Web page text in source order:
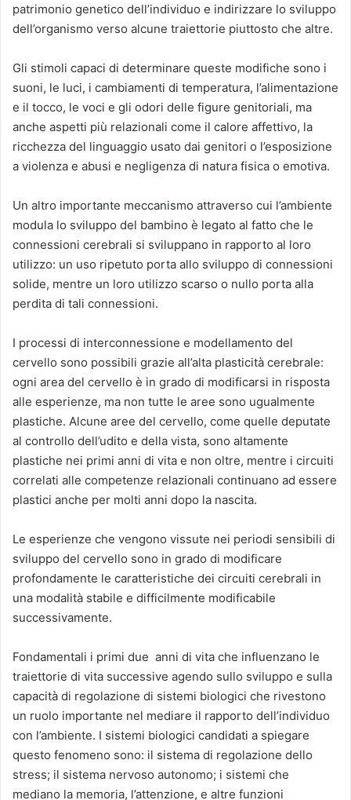
patrimonio genetico dell’individuo e indirizzare lo sviluppo
dell’organismo verso alcune traiettorie piuttosto che altre.
Gli stimoli capaci di determinare queste modifiche sono i
suoni, le luci, i cambiamenti di temperatura, l’alimentazione
e il tocco, le voci e gli odori delle figure genitoriali, ma
anche aspetti più relazionali come il calore affettivo, la
ricchezza del linguaggio usato dai genitori o l’esposizione
a violenza e abusi e negligenza di natura fisica o emotiva.
Un altro importante meccanismo attraverso cui l’ambiente
modula lo sviluppo del bambino è legato al fatto che le
connessioni cerebrali si sviluppano in rapporto al loro
utilizzo: un uso ripetuto porta allo sviluppo di connessioni
solide, mentre un loro utilizzo scarso o nullo porta alla
perdita di tali connessioni.
I processi di interconnessione e modellamento del
cervello sono possibili grazie all’alta plasticità cerebrale:
ogni area del cervello è in grado di modificarsi in risposta
alle esperienze, ma non tutte le aree sono ugualmente
plastiche. Alcune aree del cervello, come quelle deputate
al controllo dell’udito e della vista, sono altamente
plastiche nei primi anni di vita e non oltre, mentre i circuiti
correlati alle competenze relazionali continuano ad essere
plastici anche per molti anni dopo la nascita.
Le esperienze che vengono vissute nei periodi sensibili di
sviluppo del cervello sono in grado di modificare
profondamente le caratteristiche dei circuiti cerebrali in
una modalità stabile e difficilmente modificabile
successivamente.
Fondamentali i primi due anni di vita che influenzano le
traiettorie di vita successive agendo sullo sviluppo e sulla
capacità di regolazione di sistemi biologici che rivestono
un ruolo importante nel mediare il rapporto dell’individuo
con l’ambiente. I sistemi biologici candidati a spiegare
questo fenomeno sono: il sistema di regolazione dello
stress; il sistema nervoso autonomo; i sistemi che
mediano la memoria, l’attenzione, e altre funzioni